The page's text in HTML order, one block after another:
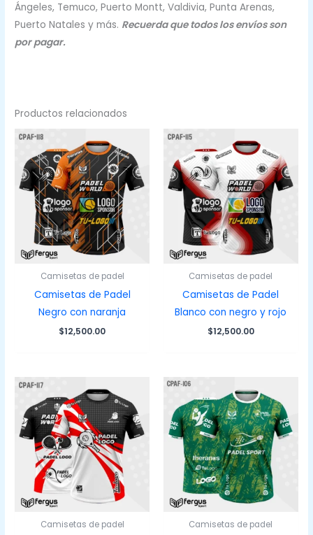
Ángeles, Temuco, Puerto Montt, Valdivia, Punta Arenas,
Puerto Natales y más. Recuerda que todos los envíos son
por pagar.
Productos relacionados
Camisetas de padel
Camisetas de Padel
Negro con naranja
$12,500.00
Camisetas de padel
Camisetas de Padel
Blanco con negro y rojo
$12,500.00
Camisetas de padel Camisetas de padel